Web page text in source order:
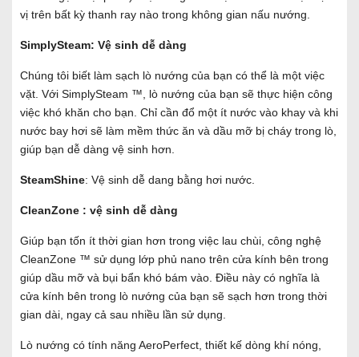
vị trên bất kỳ thanh ray nào trong không gian nấu nướng.
SimplySteam: Vệ sinh dễ dàng
Chúng tôi biết làm sạch lò nướng của bạn có thể là một việc
vặt. Với SimplySteam ™, lò nướng của bạn sẽ thực hiện công
việc khó khăn cho bạn. Chỉ cần đổ một ít nước vào khay và khi
nước bay hơi sẽ làm mềm thức ăn và dầu mỡ bị cháy trong lò,
giúp bạn dễ dàng vệ sinh hơn.
SteamShine: Vệ sinh dễ dang bằng hơi nước.
CleanZone : vệ sinh dễ dàng
Giúp bạn tốn ít thời gian hơn trong việc lau chùi, công nghệ
CleanZone ™ sử dụng lớp phủ nano trên cửa kính bên trong
giúp dầu mỡ và bụi bẩn khó bám vào. Điều này có nghĩa là
cửa kính bên trong lò nướng của bạn sẽ sạch hơn trong thời
gian dài, ngay cả sau nhiều lần sử dụng.
Lò nướng có tính năng AeroPerfect, thiết kế dòng khí nóng,